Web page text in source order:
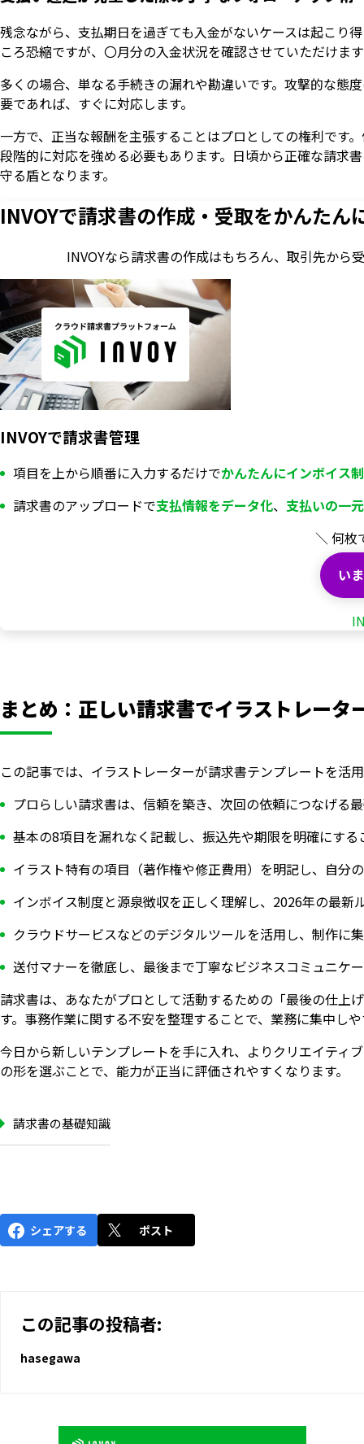
残念ながら、支払期日を過ぎても入金がないケースは起こり
ころ恐縮ですが、〇月分の入金状況を確認させていただけま
多くの場合、単なる手続きの漏れや勘違いです。攻撃的な態
要であれば、すぐに対応します。
一方で、正当な報酬を主張することはプロとしての権利です
段階的に対応を強める必要もあります。日頃から正確な請求
守る盾となります。
INVOYで請求書の作成・ 受取をかんたん
INVOYなら請求書の作成はもちろん、 取引先から
INVOYで請求書管理
項目を上から順番に入力するだけでかんたんにインボイス
請求書のアップロードで支払情報をデータ化、 支払いの一
＼ 何枚
い
まとめ：正しい請求書でイラストレータ
この記事では、イラストレーターが請求書テンプレートを活
プロらしい請求書は、信頼を築き、次回の依頼につなげる
基本の8項目を漏れなく記載し、振込先や期限を明確にす
イラスト特有の項目（著作権や修正費用）を明記し、自分
インボイス制度と源泉徴収を正しく理解し、2026年の最新
クラウドサービスなどのデジタルツールを活用し、制作に
送付マナーを徹底し、最後まで丁寧なビジネスコミュニケ
請求書は、あなたがプロとして活動するための「最後の仕上
す。事務作業に関する不安を整理することで、業務に集中し
今日から新しいテンプレートを手に入れ、よりクリエイティ
の形を選ぶことで、能力が正当に評価されやすくなります。
請求書の基礎知識
シェアする ポスト
この記事の投稿者:
hasegawa